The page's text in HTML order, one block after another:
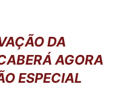
DA
AGORA
ESPECIAL